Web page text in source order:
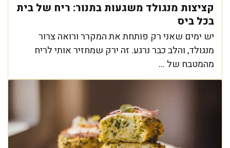
קציצות מנגולד משגעות בתנור: ריח של בית
בכל ביס
יש ימים שאני רק פותחת את המקרר ורואה צרור
מנגולד, והלב כבר נרגע. זה ירק שמחזיר אותי לריח
מהמטבח של ...